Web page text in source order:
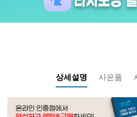
상세설명 사은품